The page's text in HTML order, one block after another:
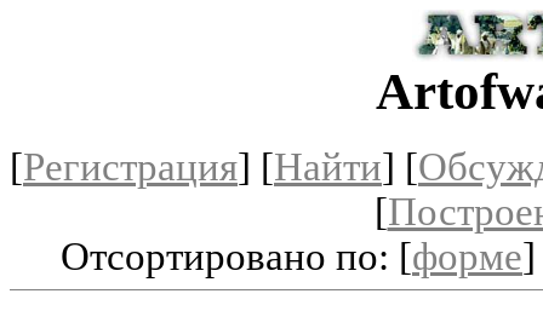
[Регистрация] [Найти] [
[
Отсортировано по: [форме